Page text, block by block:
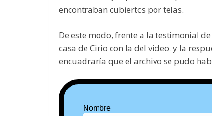
encontraban cubiertos por telas.
De este modo, frente a la testimonial
casa de Cirio con la del video, y la
encuadraría que el archivo se pudo
Nombre